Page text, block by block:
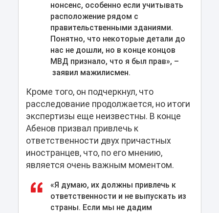
нонсенс, особенно если учитывать
расположение рядом с
правительственными зданиями.
Понятно, что некоторые детали до
нас не дошли, но в конце концов
МВД признало, что я был прав», –
заявил мажилисмен.
Кроме того, он подчеркнул, что
расследование продолжается, но итоги
экспертизы еще неизвестны. В конце
Абенов призвал привлечь к
ответственности двух причастных
иностранцев, что, по его мнению,
является очень важным моментом.
«Я думаю, их должны привлечь к
ответственности и не выпускать из
страны. Если мы не дадим